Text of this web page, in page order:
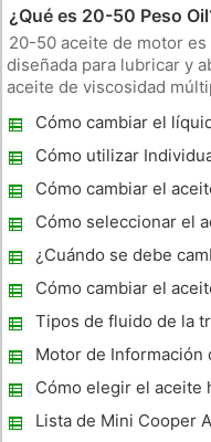
¿Qué es 20-50 Peso
20-50 aceite de motor
diseñada para lubricar y
aceite de viscosidad
escala de la viscosidad
Cómo cambiar el
en un GMC Sierra
Cómo utilizar
Cómo cambiar el
Dummies
Cómo seleccionar el
derecho
¿Cuándo se debe
transmisión en un
Cómo cambiar el
Accord 2006
Tipos de fluido de la
Toyota
Motor de Información
especificaciones
Cómo elegir el aceite
Lista de Mini Cooper